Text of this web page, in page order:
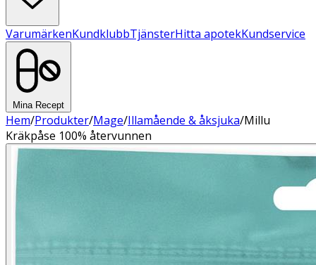
VarumärkenKundklubbTjänsterHitta apotekKundservice
Mina Recept
Hem/Produkter/Mage/Illamående & åksjuka/Millu
Kräkpåse 100% återvunnen